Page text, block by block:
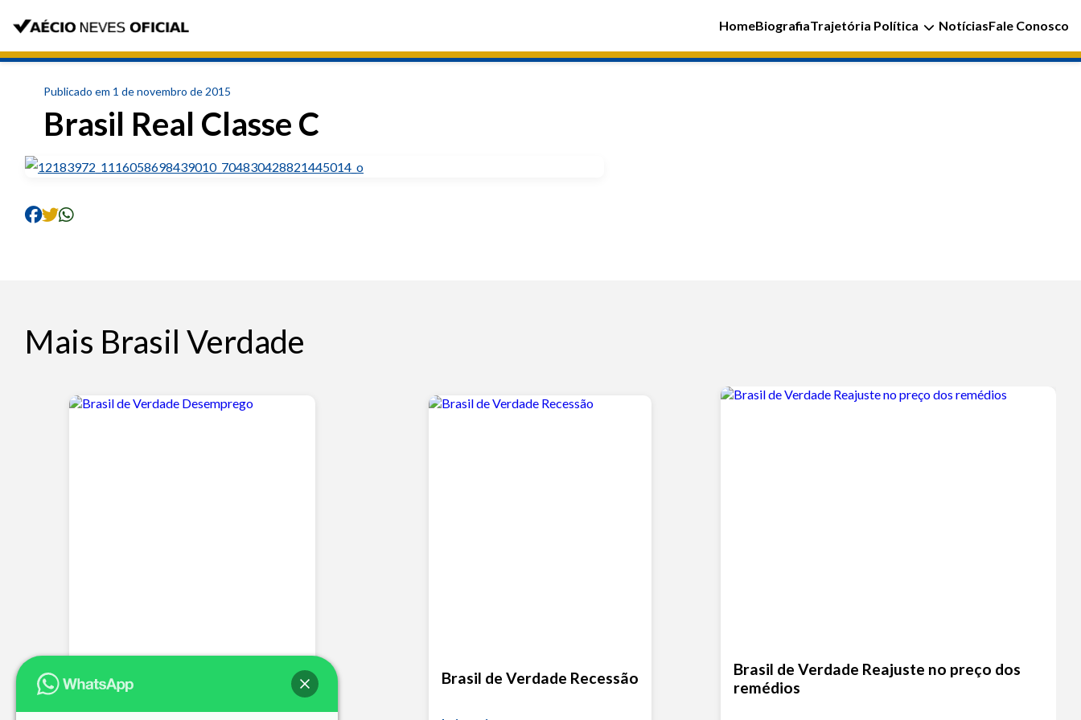
HomeBiografiaTrajetória Política NotíciasFale Conosco
Publicado em 1 de novembro de 2015
Brasil Real Classe C
Mais Brasil Verdade
Brasil de Verdade Desemprego Brasil de Verdade Recessão
Brasil de Verdade Reajuste no preço dos
remédios